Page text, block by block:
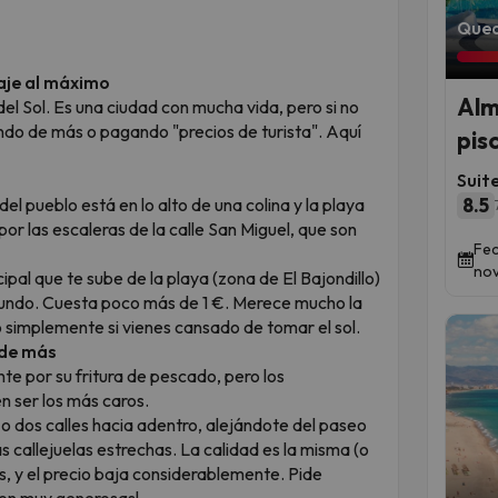
al máximo
Sol. Es una ciudad con mucha vida, pero si no
de más o pagando "precios de turista". Aquí
pueblo está en lo alto de una colina y la playa
las escaleras de la calle San Miguel, que son
que te sube de la playa (zona de El Bajondillo)
Cuesta poco más de 1 €. Merece mucho la
si vienes cansado de tomar el sol.
más
por su fritura de pescado, pero los
ser los más caros.
dos calles hacia adentro, alejándote del paseo
callejuelas estrechas. La calidad es la misma (o
y el precio baja considerablemente. Pide
8.5